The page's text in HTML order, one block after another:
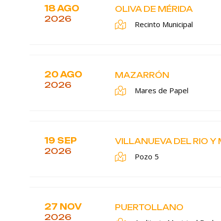
18 AGO
2026
OLIVA DE MÉRIDA
Recinto Municipal
20 AGO
2026
MAZARRÓN
Mares de Papel
19 SEP
2026
VILLANUEVA DEL RIO Y
Pozo 5
27 NOV
2026
PUERTOLLANO